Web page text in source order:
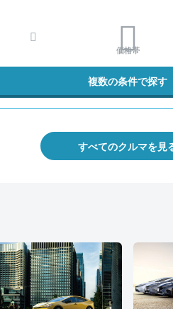
価格帯
複数の条件で探す
すべてのクルマを見